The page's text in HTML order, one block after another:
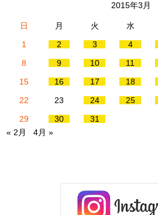
2015年3月
日 月 火 水
1
2 3 4
8
9 10 11
15
16 17 18
22
23 24 25
29
30
31
« 2月
4月 »